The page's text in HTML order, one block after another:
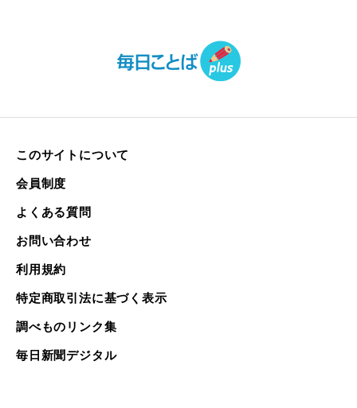
このサイトについて
会員制度
よくある質問
お問い合わせ
利用規約
特定商取引法に基づく表示
調べものリンク集
毎日新聞デジタル